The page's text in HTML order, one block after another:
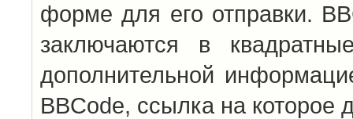
форме для его отправки.
заключаются в
дополнительной
BBCode, ссылка на